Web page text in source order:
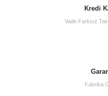
Kredi
Vade Farksız
Fabrika